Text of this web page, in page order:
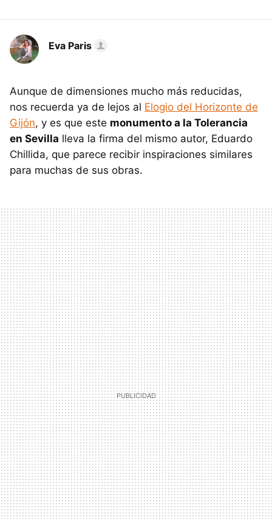
Eva Paris
Aunque de dimensiones mucho más reducidas,
nos recuerda ya de lejos al Elogio del Horizonte de
Gijón, y es que este monumento a la Tolerancia
en Sevilla lleva la firma del mismo autor, Eduardo
Chillida, que parece recibir inspiraciones similares
para muchas de sus obras.